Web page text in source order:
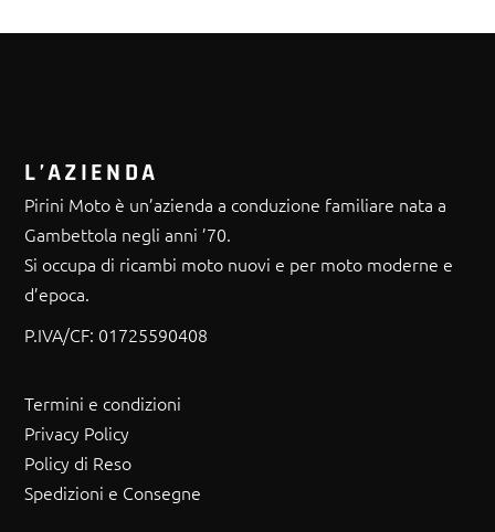
L’AZIENDA
Pirini Moto è un’azienda a conduzione familiare nata a
Gambettola negli anni ’70.
Si occupa di ricambi moto nuovi e per moto moderne e
d’epoca.
P.IVA/CF: 01725590408
Termini e condizioni
Privacy Policy
Policy di Reso
Spedizioni e Consegne